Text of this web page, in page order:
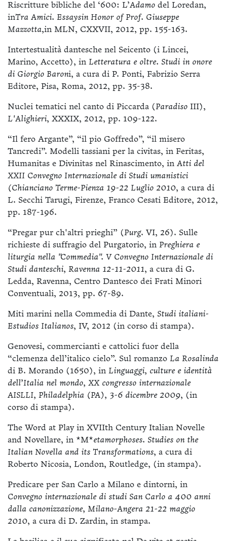
Riscritture bibliche del ‘600: L’Adamo del Loredan,
inTra Amici. Essaysin Honor of Prof. Giuseppe
Mazzotta,in MLN, CXXVII, 2012, pp. 155-163.
Intertestualità dantesche nel Seicento (i Lincei,
Marino, Accetto), in Letteratura e oltre. Studi in onore
di Giorgio Baroni, a cura di P. Ponti, Fabrizio Serra
Editore, Pisa, Roma, 2012, pp. 35-38.
Nuclei tematici nel canto di Piccarda (Paradiso III),
L'Alighieri, XXXIX, 2012, pp. 109-122.
“Il fero Argante”, “il pio Goffredo”, “il misero
Tancredi”. Modelli tassiani per la civitas, in Feritas,
Humanitas e Divinitas nel Rinascimento, in Atti del
XXII Convegno Internazionale di Studi umanistici
(Chianciano Terme-Pienza 19-22 Luglio 2010, a cura di
L. Secchi Tarugi, Firenze, Franco Cesati Editore, 2012,
pp. 187-196.
“Pregar pur ch'altri prieghi” (Purg. VI, 26). Sulle
richieste di suffragio del Purgatorio, in Preghiera e
liturgia nella "Commedia". V Convegno Internazionale di
Studi danteschi, Ravenna 12-11-2011, a cura di G.
Ledda, Ravenna, Centro Dantesco dei Frati Minori
Conventuali, 2013, pp. 67-89.
Miti marini nella Commedia di Dante, Studi italiani-
Estudios Italianos, IV, 2012 (in corso di stampa).
Genovesi, commercianti e cattolici fuor della
“clemenza dell’italico cielo”. Sul romanzo La Rosalinda
di B. Morando (1650), in Linguaggi, culture e identità
dell’Italia nel mondo, XX congresso internazionale
AISLLI, Philadelphia (PA), 3-6 dicembre 2009, (in
corso di stampa).
The Word at Play in XVIIth Century Italian Novelle
and Novellare, in *M*etamorphoses. Studies on the
Italian Novella and its Transformations, a cura di
Roberto Nicosia, London, Routledge, (in stampa).
Predicare per San Carlo a Milano e dintorni, in
Convegno internazionale di studi San Carlo a 400 anni
dalla canonizzazione, Milano-Angera 21-22 maggio
2010, a cura di D. Zardin, in stampa.